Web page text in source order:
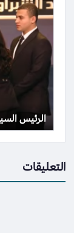
الرئيس
التعليقات